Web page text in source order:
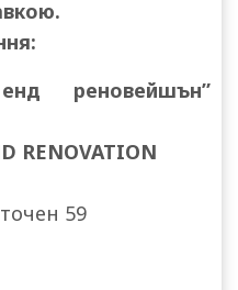
реновейшън”
RENOVATION
59